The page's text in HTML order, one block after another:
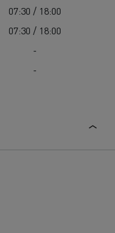
07:30 / 18:00
07:30 / 18:00
-
-